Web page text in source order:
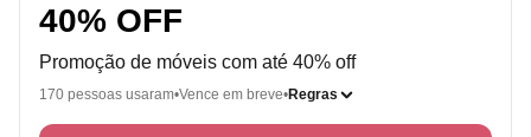
40% OFF
Promoção de móveis com até 40% off
170 pessoas usaram Vence em breve Regras